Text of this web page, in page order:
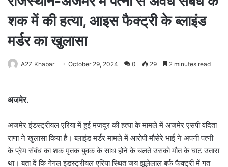
शक में की हत्या, आइस फैक्ट्री के ब्लाइंड
मर्डर का खुलासा
A2Z Khabar October 29, 2024 0 29 2 minutes read
अजमेर.
अजमेर इंडस्ट्रीयल एरिया में हुई मजदूर की हत्या के मामले में अजमेर एसपी वंदिता
राणा ने खुलासा किया है। ब्लाइंड मर्डर मामले में आरोपी मौसेरे भाई ने अपनी पत्नी
के प्रेम संबंध का शक मृतक युवक के साथ होने के चलते उसको मौत के घाट उतारा
था। बता दें कि गेगल इंडस्ट्रीयल एरिया स्थित जय झूलेलाल बर्फ फैक्ट्री में गत